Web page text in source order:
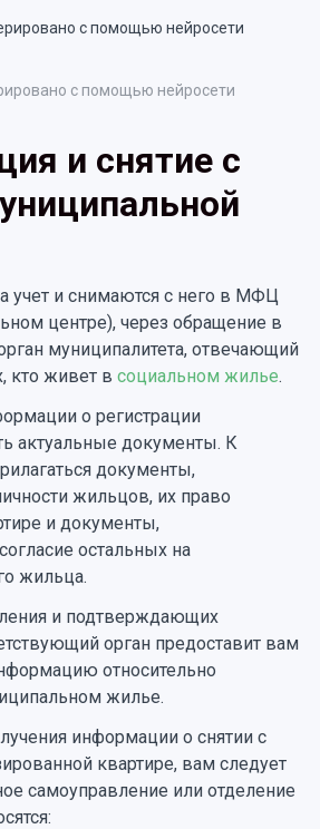
с помощью нейросети
и снятие с
учет и снимаются с него в МФЦ
центре), через обращение в
муниципалитета, отвечающий
кто живет в социальном жилье.
о регистрации
актуальные документы. К
документы,
жильцов, их право
и документы,
остальных на
жильца.
и подтверждающих
орган предоставит вам
относительно
жилье.
информации о снятии с
квартире, вам следует
самоуправление или отделение